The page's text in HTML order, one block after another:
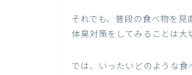
それでも、普段の食べ物を
体臭対策をしてみることは大
では、いったいどのような